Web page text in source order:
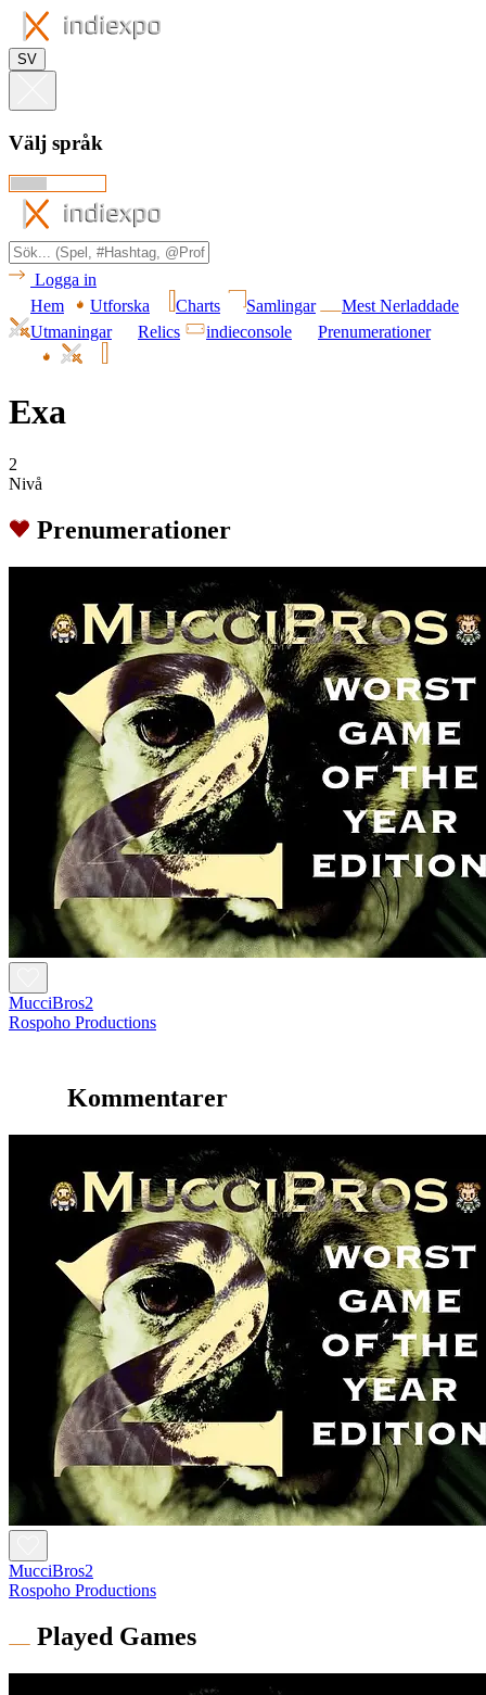
SV
Välj språk
Logga in
Hem
Utforska Charts Samlingar
Mest Nerladdade
Utmaningar
Relics indieconsole Prenumerationer
Exa
2
Nivå
Prenumerationer
MucciBros2
Rospoho Productions
Kommentarer
MucciBros2
Rospoho Productions
Played Games